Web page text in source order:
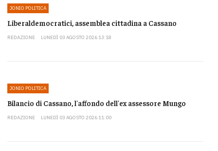
JONIO POLITICA
Liberaldemocratici, assemblea cittadina a Cassano
REDAZIONE LUNEDÌ 03 AGOSTO 2026 13:18
JONIO POLITICA
Bilancio di Cassano, l'affondo dell'ex assessore Mungo
REDAZIONE LUNEDÌ 03 AGOSTO 2026 11:00